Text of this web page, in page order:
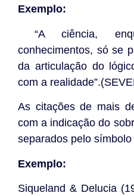
Exemplo:
“A ciência,
conhecimentos, só se
da articulação do
com a
As citações de mais
com a indicação do
separados pelo símbolo
Exemplo:
Siqueland & Delucia